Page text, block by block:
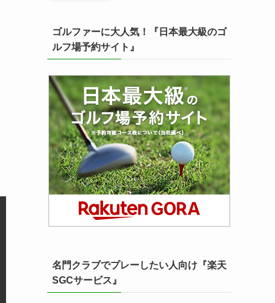
ゴルファーに大人気！『日本最大級のゴ
ルフ場予約サイト』
名門クラブでプレーしたい人向け『楽天
SGCサービス』